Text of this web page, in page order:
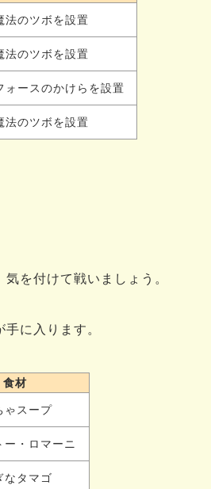
法のツボを設置
法のツボを設置
ォースのかけらを設置
法のツボを設置
を付けて戦いましょう。
に入ります。
食材
ゃスープ
ー・ロマーニ
なタマゴ